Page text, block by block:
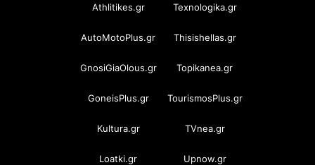
Athlitikes.gr Texnologika.gr
AutoMotoPlus.gr Thisishellas.gr
GnosiGiaOlous.gr Topikanea.gr
GoneisPlus.gr TourismosPlus.gr
Kultura.gr TVnea.gr
Loatki.gr Upnow.gr